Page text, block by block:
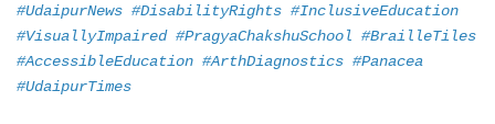
#UdaipurNews #DisabilityRights #InclusiveEducation
#VisuallyImpaired #PragyaChakshuSchool #BrailleTiles
#AccessibleEducation #ArthDiagnostics #Panacea
#UdaipurTimes